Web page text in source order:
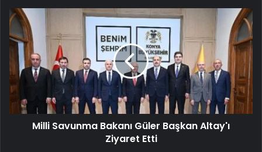
Milli Savunma Bakanı Güler Başkan Altay'ı
Ziyaret Etti